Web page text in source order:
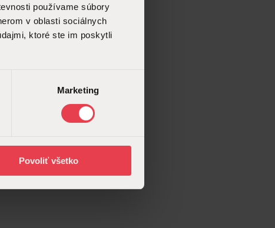
používame súbory
v oblasti sociálnych
ktoré ste im poskytli
Marketing
Povoliť všetko